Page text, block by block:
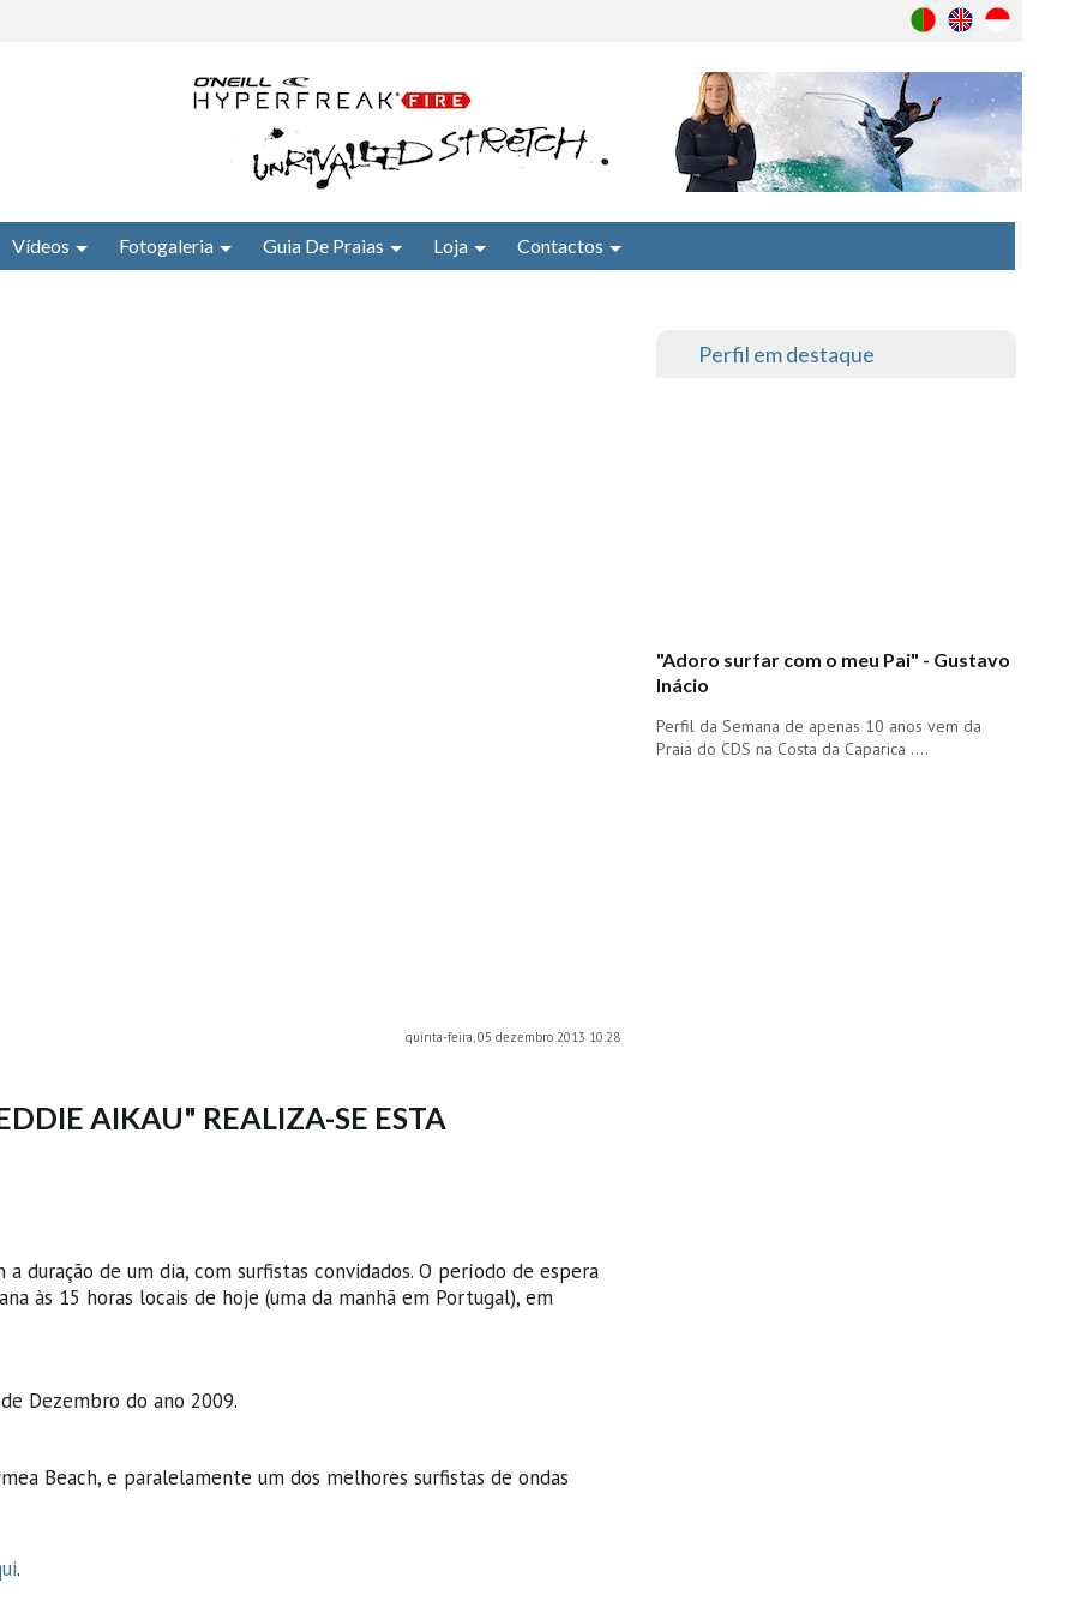
Vídeos Fotogaleria Guia De Praias Loja Contactos
quinta-feira, 05 dezembro 2013 10:28
AIKAU" REALIZA-SE ESTA
duração de um dia, com surfistas convidados. O período de espera
às 15 horas locais de hoje (uma da manhã em Portugal), em
Dezembro do ano 2009.
Beach, e paralelamente um dos melhores surfistas de ondas
.
Perfil em destaque
"Adoro surfar com o meu Pai" - Gustavo
Inácio
Perfil da Semana de apenas 10 anos vem da
Praia do CDS na Costa da Caparica ....